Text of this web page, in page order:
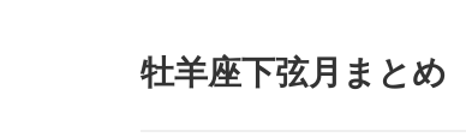
牡羊座下弦月まとめ